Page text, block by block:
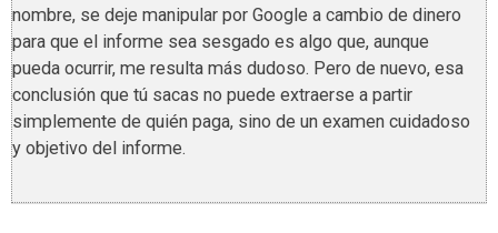
nombre, se deje manipular por Google a cambio de dinero
para que el informe sea sesgado es algo que, aunque
pueda ocurrir, me resulta más dudoso. Pero de nuevo, esa
conclusión que tú sacas no puede extraerse a partir
simplemente de quién paga, sino de un examen cuidadoso
y objetivo del informe.